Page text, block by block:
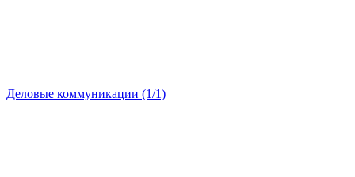
Деловые коммуникации (1/1)